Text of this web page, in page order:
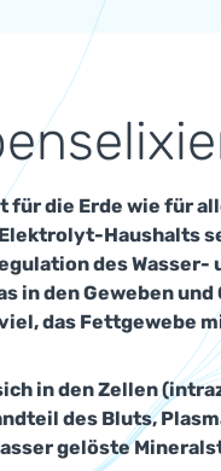
für die Erde wie für
Haushalts
des
in den Geweben
das Fettgewebe
in den Zellen
des Bluts,
gelöste